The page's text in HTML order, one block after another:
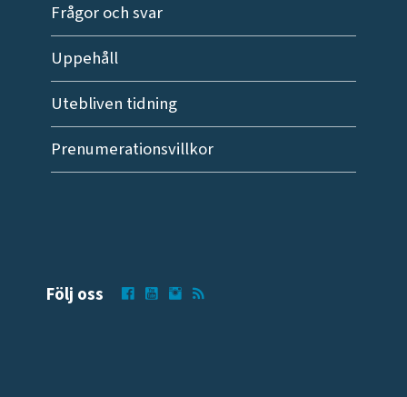
Frågor och svar
Uppehåll
Utebliven tidning
Prenumerationsvillkor
Följ oss